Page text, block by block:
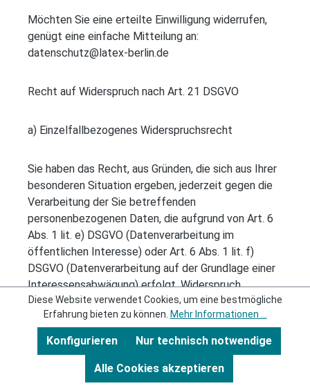
Möchten Sie eine erteilte Einwilligung widerrufen,
genügt eine einfache Mitteilung an:
datenschutz@latex-berlin.de
Recht auf Widerspruch nach Art. 21 DSGVO
a) Einzelfallbezogenes Widerspruchsrecht
Sie haben das Recht, aus Gründen, die sich aus Ihrer
besonderen Situation ergeben, jederzeit gegen die
Verarbeitung der Sie betreffenden
personenbezogenen Daten, die aufgrund von Art. 6
Abs. 1 lit. e) DSGVO (Datenverarbeitung im
öffentlichen Interesse) oder Art. 6 Abs. 1 lit. f)
DSGVO (Datenverarbeitung auf der Grundlage einer
Interessensabwägung) erfolgt, Widerspruch
einzulegen; dies gilt auch für ein auf diese
Bestimmungen gestütztes Profiling.
b) Widerspruchsrecht gegen Verarbeitung von
Daten zu Werbezwecken
Diese Website verwendet Cookies, um eine bestmögliche
Erfahrung bieten zu können. Mehr Informationen ...
Nur technisch notwendige
Konfigurieren
Alle Cookies akzeptieren